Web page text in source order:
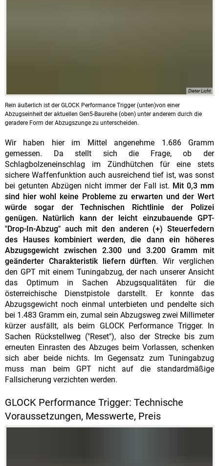
Dieter Licht
Rein äußerlich ist der GLOCK Performance Trigger (unten)von einer
Abzugseinheit der aktuellen Gen5-Baureihe (oben) unter anderem durch die
geradere Form der Abzugszunge zu unterscheiden.
Wir haben hier im Mittel angenehme 1.686 Gramm
gemessen. Da stellt sich die Frage, ob der
Schlagbolzeneinschlag im Zündhütchen für eine stets
sichere Waffenfunktion auch ausreichend tief ist, was sonst
bei getunten Abzügen nicht immer der Fall ist. Mit 0,3 mm
sind hier wohl keine Probleme zu erwarten und der Wert
würde sogar der Technischen Richtlinie der Polizei
genügen. Natürlich kann der leicht einzubauende GPT-
"Drop-In-Abzug" auch mit den anderen (+) Steuerfedern
des Hauses kombiniert werden, die dann ein höheres
Abzugsgewicht zwischen 2.300 und 3.200 Gramm mit
geänderter Charakteristik liefern dürften. Wir verglichen
den GPT mit einem Tuningabzug, der nach unserer Ansicht
das Optimum in Sachen Abzugsqualitäten für die
österreichische Dienstpistole darstellt. Er konnte das
Abzugsgewicht noch einmal unterbieten und pendelte sich
bei 1.483 Gramm ein, zumal sein Abzugsweg zwei Millimeter
kürzer ausfällt, als beim GLOCK Performance Trigger. In
Sachen Rückstellweg ("Reset"), also der Strecke bis zum
erneuten Einrasten des Abzuges beim Vorlassen, schenken
sich aber beide nichts. Im Gegensatz zum Tuningabzug
muss man beim GPT nicht auf die standardmäßige
Fallsicherung verzichten werden.
GLOCK Performance Trigger: Technische
Voraussetzungen, Messwerte, Preis